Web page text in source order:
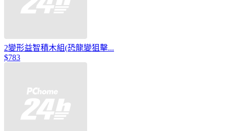
2變形益智積木組(恐龍變狙擊...
$783